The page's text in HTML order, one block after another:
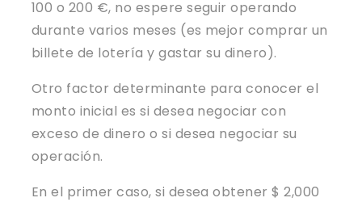
100 o 200 €, no espere seguir operando
durante varios meses (es mejor comprar un
billete de lotería y gastar su dinero).
Otro factor determinante para conocer el
monto inicial es si desea negociar con
exceso de dinero o si desea negociar su
operación.
En el primer caso, si desea obtener $ 2,000